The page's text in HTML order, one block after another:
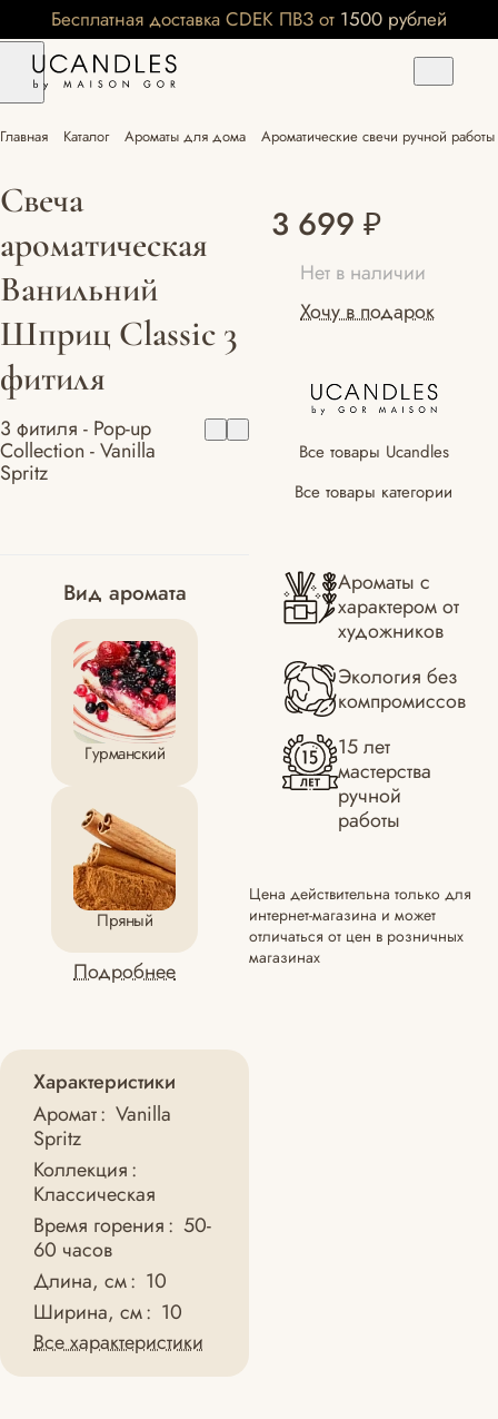
Бесплатная доставка CDEK ПВЗ от 1500 рублей
Главная Каталог Ароматы для дома Ароматические свечи ручной работы
Свеча
ароматическая
Ванильний
Шприц Classic 3
фитиля
3 фитиля - Pop-up
Collection - Vanilla
Spritz
Вид аромата
Гурманский
Пряный
Подробнее
Характеристики
Аромат: Vanilla
Spritz
Коллекция:
Классическая
Время горения: 50-
60 часов
Длина, см: 10
Ширина, см: 10
Все характеристики
3 699 ₽
Нет в наличии
Хочу в подарок
Все товары Ucandles
Все товары категории
Ароматы с
характером от
художников
Экология без
компромиссов
15 лет
мастерства
ручной
работы
Цена действительна только для
интернет-магазина и может
отличаться от цен в розничных
магазинах